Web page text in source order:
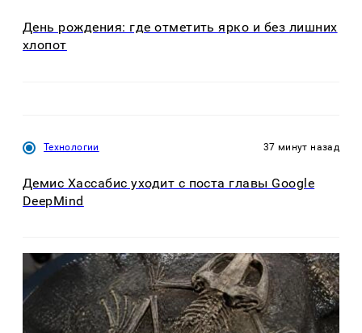
День рождения: где отметить ярко и без лишних
хлопот
Технологии 37 минут назад
Демис Хассабис уходит с поста главы Google
DeepMind